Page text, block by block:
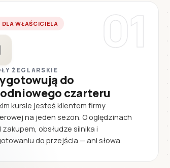
01
DLA WŁAŚCICIELA
ŻEGLARSKIE
do
czarteru
kursie jesteś klientem firmy
na jeden sezon. O oględzinach
obsłudze silnika i
do przejścia — ani słowa.